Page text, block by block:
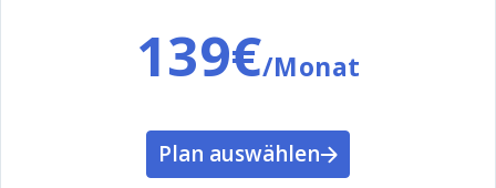
139€/Monat
Plan auswählen